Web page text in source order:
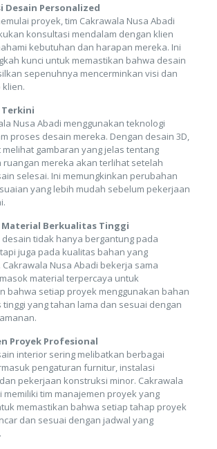
Desain Personalized
proyek, tim Cakrawala Nusa Abadi
konsultasi mendalam dengan klien
kebutuhan dan harapan mereka. Ini
kunci untuk memastikan bahwa desain
sepenuhnya mencerminkan visi dan
klien.
Terkini
Nusa Abadi menggunakan teknologi
proses desain mereka. Dengan desain 3D,
gambaran yang jelas tentang
ruangan mereka akan terlihat setelah
selesai. Ini memungkinkan perubahan
yang lebih mudah sebelum pekerjaan
Material Berkualitas Tinggi
tidak hanya bergantung pada
juga pada kualitas bahan yang
Nusa Abadi bekerja sama
material terpercaya untuk
bahwa setiap proyek menggunakan bahan
yang tahan lama dan sesuai dengan
Proyek Profesional
interior sering melibatkan berbagai
pengaturan furnitur, instalasi
pekerjaan konstruksi minor. Cakrawala
memiliki tim manajemen proyek yang
memastikan bahwa setiap tahap proyek
dan sesuai dengan jadwal yang